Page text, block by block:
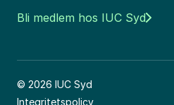
Bli medlem hos IUC Syd
© 2026 IUC Syd
Integritetspolicy